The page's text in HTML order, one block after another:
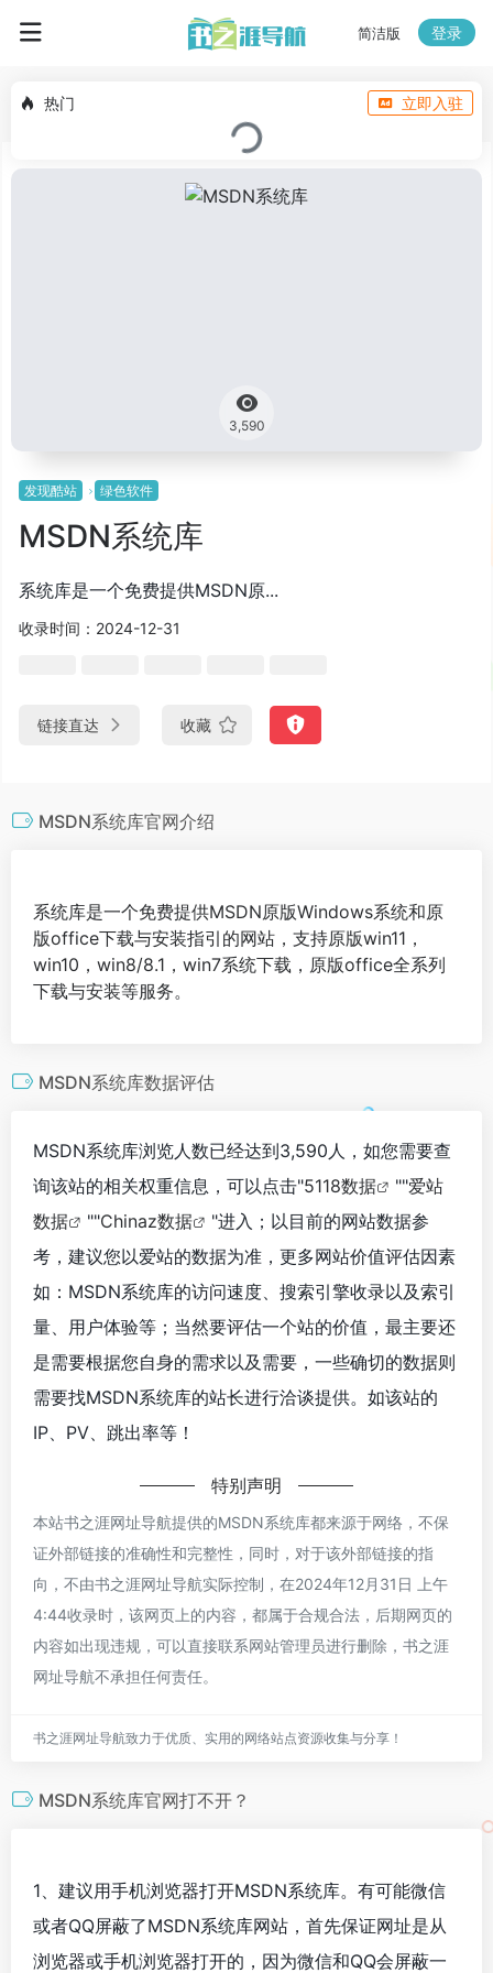
简洁版 登录
热门 立即入驻
3,590
发现酷站 绿色软件
MSDN系统库
系统库是一个免费提供MSDN原...
收录时间：2024-12-31
链接直达 收藏
MSDN系统库官网介绍
系统库是一个免费提供MSDN原版Windows系统和原
版office下载与安装指引的网站，支持原版win11，
win10，win8/8.1，win7系统下载，原版office全系列
下载与安装等服务。
MSDN系统库数据评估
MSDN系统库浏览人数已经达到3,590人，如您需要查
询该站的相关权重信息，可以点击"5118数据 ""爱站
数据
""Chinaz数据
"进入；以目前的网站数据参
考，建议您以爱站的数据为准，更多网站价值评估因素
如：MSDN系统库的访问速度、搜索引擎收录以及索引
量、用户体验等；当然要评估一个站的价值，最主要还
是需要根据您自身的需求以及需要，一些确切的数据则
需要找MSDN系统库的站长进行洽谈提供。如该站的
IP、PV、跳出率等！
特别声明
本站书之涯网址导航提供的MSDN系统库都来源于网络，不保
证外部链接的准确性和完整性，同时，对于该外部链接的指
向，不由书之涯网址导航实际控制，在2024年12月31日 上午
4:44收录时，该网页上的内容，都属于合规合法，后期网页的
内容如出现违规，可以直接联系网站管理员进行删除，书之涯
网址导航不承担任何责任。
书之涯网址导航致力于优质、实用的网络站点资源收集与分享！
MSDN系统库官网打不开？
1、建议用手机浏览器打开MSDN系统库。有可能微信
或者QQ屏蔽了MSDN系统库网站，首先保证网址是从
浏览器或手机浏览器打开的，因为微信和QQ会屏蔽一